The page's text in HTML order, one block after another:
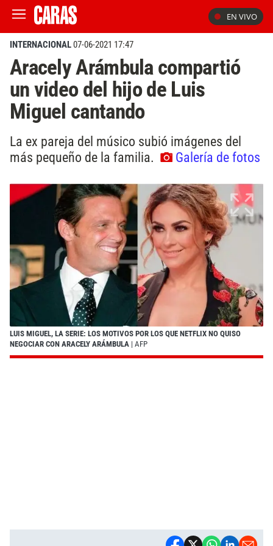
EN VIVO
INTERNACIONAL07-06-2021 17:47
Aracely Arámbula compartió
un video del hijo de Luis
Miguel cantando
La ex pareja del músico subió imágenes del
más pequeño de la familia.
Galería de fotos
LUIS MIGUEL, LA SERIE: LOS MOTIVOS POR LOS QUE NETFLIX NO QUISO
NEGOCIAR CON ARACELY ARÁMBULA | AFP